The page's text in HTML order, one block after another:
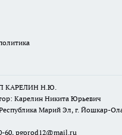
КАРЕЛИН Н.Ю.
Карелин Никита Юрьевич
Марий Эл, г. Йошкар-
60, pgorod12@mail.ru